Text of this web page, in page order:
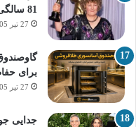
81 سالگی
27 تیر 1405
برای
27 تیر 1405
جدایی